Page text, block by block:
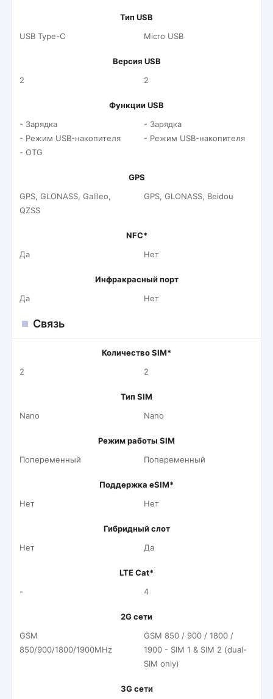
Тип USB
USB Type-C
Micro USB
Версия USB
2
2
Функции USB
- Зарядка
- Режим USB-накопителя
- OTG
- Зарядка
- Режим USB-накопителя
GPS
GPS, GLONASS, Galileo,
QZSS
GPS, GLONASS, Beidou
NFC*
Да
Нет
Инфракрасный порт
Да
Нет
Связь
Количество SIM*
2
2
Тип SIM
Nano
Nano
Режим работы SIM
Попеременный
Попеременный
Поддержка eSIM*
Нет
Нет
Гибридный слот
Нет
Да
LTE Cat*
-
4
2G сети
GSM
850/900/1800/1900MHz
GSM 850 / 900 / 1800 /
1900 - SIM 1 & SIM 2 (dual-
SIM only)
3G сети